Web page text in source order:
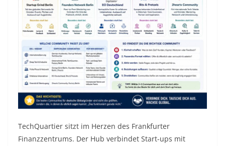
TechQuartier sitzt im Herzen des Frankfurter
Finanzzentrums. Der Hub verbindet Start-ups mit